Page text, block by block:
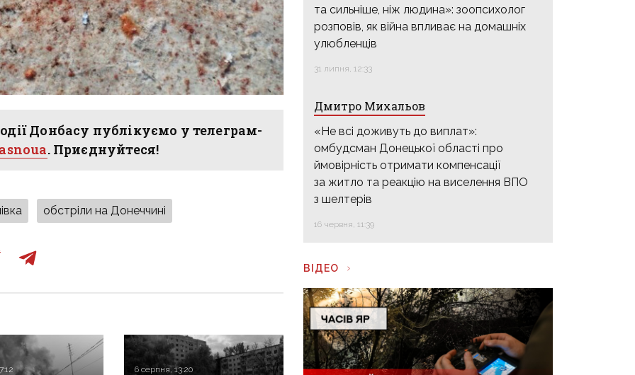
Донбасу публікуємо у телеграм-
. Приєднуйтеся!
обстріли на Донеччині
6 серпня, 13:20
та сильніше, ніж людина»: зоопсихолог
розповів, як війна впливає на домашніх
улюбленців
31 липня, 12:33
Дмитро Михальов
«Не всі доживуть до виплат»:
омбудсман Донецької області про
ймовірність отримати компенсації
за житло та реакцію на виселення ВПО
з шелтерів
16 червня, 11:39
ВІДЕО